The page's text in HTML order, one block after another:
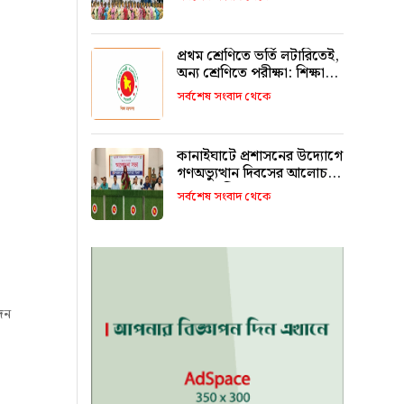
রাখবে : কয়েস লোদী
প্রথম শ্রেণিতে ভর্তি লটারিতেই,
অন্য শ্রেণিতে পরীক্ষা: শিক্ষা
মন্ত্রণালয়
সর্বশেষ সংবাদ থেকে
কানাইঘাটে প্রশাসনের উদ্যোগে
গণঅভ্যুত্থান দিবসের আলোচনা
সভা অনুষ্ঠিত
সর্বশেষ সংবাদ থেকে